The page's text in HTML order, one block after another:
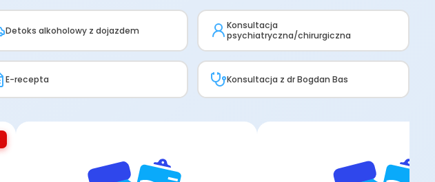
Detoks alkoholowy z dojazdem
Konsultacja
psychiatryczna/chirurgiczna
E-recepta Konsultacja z dr Bogdan Bas